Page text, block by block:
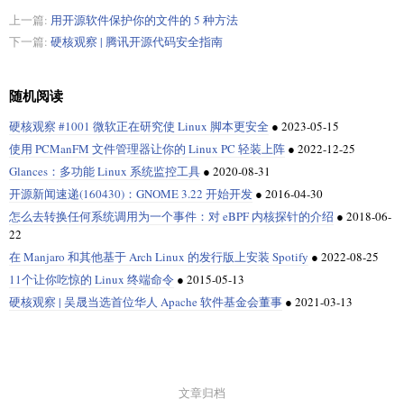
上一篇: 用开源软件保护你的文件的 5 种方法
下一篇: 硬核观察 | 腾讯开源代码安全指南
随机阅读
硬核观察 #1001 微软正在研究使 Linux 脚本更安全 ● 2023-05-15
使用 PCManFM 文件管理器让你的 Linux PC 轻装上阵 ● 2022-12-25
Glances：多功能 Linux 系统监控工具 ● 2020-08-31
开源新闻速递(160430)：GNOME 3.22 开始开发 ● 2016-04-30
怎么去转换任何系统调用为一个事件：对 eBPF 内核探针的介绍 ● 2018-06-
22
在 Manjaro 和其他基于 Arch Linux 的发行版上安装 Spotify ● 2022-08-25
11个让你吃惊的 Linux 终端命令 ● 2015-05-13
硬核观察 | 吴晟当选首位华人 Apache 软件基金会董事 ● 2021-03-13
文章归档